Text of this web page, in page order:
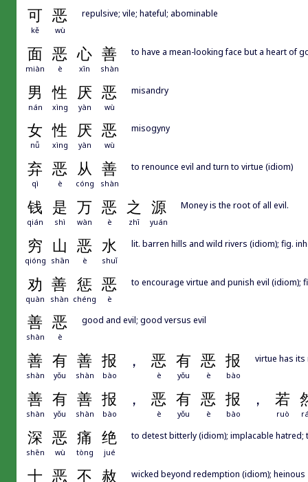
可 恶
kě wù
repulsive; vile; hateful; abominable
面 恶 心 善
miàn è xīn shàn
to have a mean-looking face but a heart of
男 性 厌 恶
nán xìng yàn wù
misandry
女 性 厌 恶
nǚ xìng yàn wù
misogyny
弃 恶 从 善
qì è cóng shàn
to renounce evil and turn to virtue (idiom)
钱 是 万 恶 之 源
qián shì wàn è zhī yuán
Money is the root of all evil.
穷 山 恶 水
qióng shān è shuǐ
lit. barren hills and wild rivers (idiom); fig.
劝 善 惩 恶
quàn shàn chéng è
to encourage virtue and punish evil (idiom);
善 恶
shàn è
good and evil; good versus evil
善 有 善 报 ， 恶 有 恶 报
shàn yǒu shàn bào è yǒu è bào
virtue has
善 有 善 报 ， 恶 有 恶 报 ， 若
shàn yǒu shàn bào è yǒu è bào ruò
深 恶 痛 绝
shēn wù tòng jué
to detest bitterly (idiom); implacable hatred;
十 恶 不 赦 wicked beyond redemption (idiom); heinous